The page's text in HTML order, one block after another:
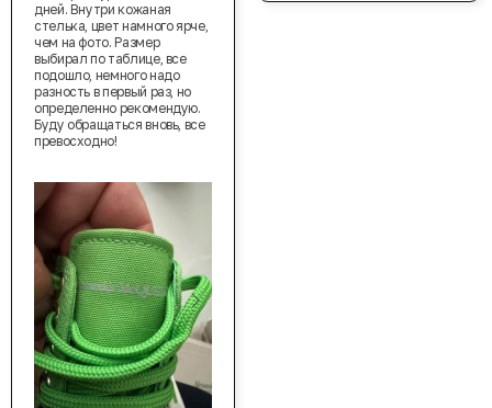
дней. Внутри кожаная
стелька, цвет намного ярче,
чем на фото. Размер
выбирал по таблице, все
подошло, немного надо
разность в первый раз, но
определенно рекомендую.
Буду обращаться вновь, все
превосходно!